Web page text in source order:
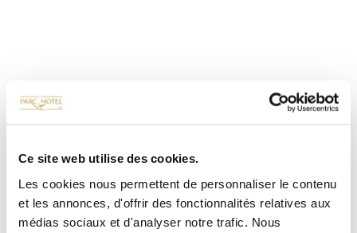
Ce site web utilise des cookies.
Les cookies nous permettent de personnaliser le contenu
et les annonces, d'offrir des fonctionnalités relatives aux
médias sociaux et d'analyser notre trafic. Nous